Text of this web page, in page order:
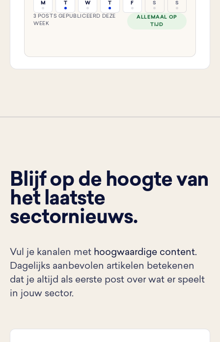
M T W T F S S
3 POSTS GEPUBLICEERD DEZE
WEEK
ALLEMAAL OP
TIJD
Blijf op de hoogte van
het laatste
sectornieuws.
Vul je kanalen met hoogwaardige content.
Dagelijks aanbevolen artikelen betekenen
dat je altijd als eerste post over wat er speelt
in jouw sector.